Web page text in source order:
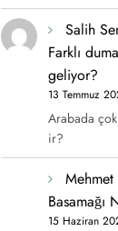
Salih
Farklı
geliyor?
13 Temmuz
Arabada
ir?
Basamağı
15 Haziran